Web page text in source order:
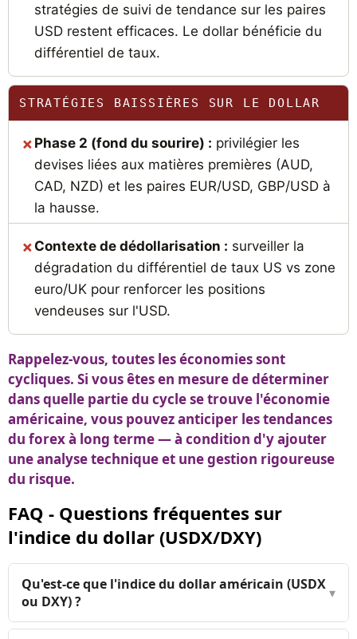
stratégies de suivi de tendance sur les paires
USD restent efficaces. Le dollar bénéficie du
différentiel de taux.
STRATÉGIES BAISSIÈRES SUR LE DOLLAR
Phase 2 (fond du sourire) : privilégier les
devises liées aux matières premières (AUD,
CAD, NZD) et les paires EUR/USD, GBP/USD à
la hausse.
Contexte de dédollarisation : surveiller la
dégradation du différentiel de taux US vs zone
euro/UK pour renforcer les positions
vendeuses sur l'USD.
Rappelez-vous, toutes les économies sont
cycliques. Si vous êtes en mesure de déterminer
dans quelle partie du cycle se trouve l'économie
américaine, vous pouvez anticiper les tendances
du forex à long terme — à condition d'y ajouter
une analyse technique et une gestion rigoureuse
du risque.
FAQ - Questions fréquentes sur
l'indice du dollar (USDX/DXY)
Qu'est-ce que l'indice du dollar américain (USDX
ou DXY) ?
▾